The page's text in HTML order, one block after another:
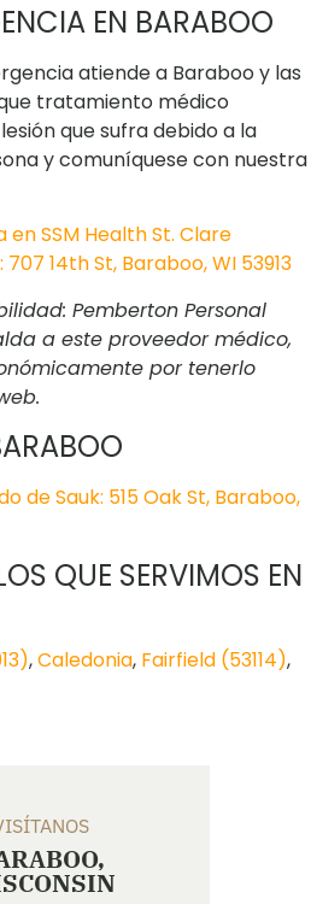
EN BARABOO
atiende a Baraboo y las
tratamiento médico
que sufra debido a la
y comuníquese con nuestra
SSM Health St. Clare
14th St, Baraboo, WI 53913
Pemberton Personal
a este proveedor médico,
por tenerlo
de Sauk: 515 Oak St, Baraboo,
QUE SERVIMOS EN
,Caledonia, Fairfield (53114),